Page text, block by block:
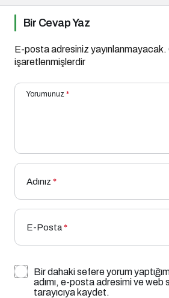
Bir Cevap Yaz
E-posta adresiniz yayınlanmayacak.
işaretlenmişlerdir
Yorumunuz *
Adınız *
E-Posta*
Bir dahaki sefere yorum
adımı, e-posta adresimi ve web
tarayıcıya kaydet.